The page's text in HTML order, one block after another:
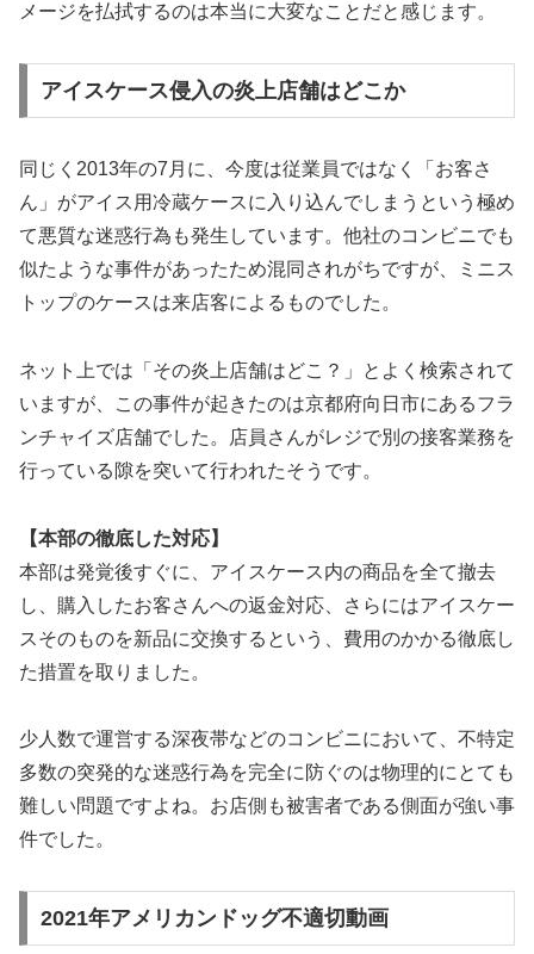
メージを払拭するのは本当に大変なことだと感じます。
アイスケース侵入の炎上店舗はどこか
同じく2013年の7月に、今度は従業員ではなく「お客さ
ん」がアイス用冷蔵ケースに入り込んでしまうという極め
て悪質な迷惑行為も発生しています。他社のコンビニでも
似たような事件があったため混同されがちですが、ミニス
トップのケースは来店客によるものでした。
ネット上では「その炎上店舗はどこ？」とよく検索されて
いますが、この事件が起きたのは京都府向日市にあるフラ
ンチャイズ店舗でした。店員さんがレジで別の接客業務を
行っている隙を突いて行われたそうです。
【本部の徹底した対応】
本部は発覚後すぐに、アイスケース内の商品を全て撤去
し、購入したお客さんへの返金対応、さらにはアイスケー
スそのものを新品に交換するという、費用のかかる徹底し
た措置を取りました。
少人数で運営する深夜帯などのコンビニにおいて、不特定
多数の突発的な迷惑行為を完全に防ぐのは物理的にとても
難しい問題ですよね。お店側も被害者である側面が強い事
件でした。
2021年アメリカンドッグ不適切動画